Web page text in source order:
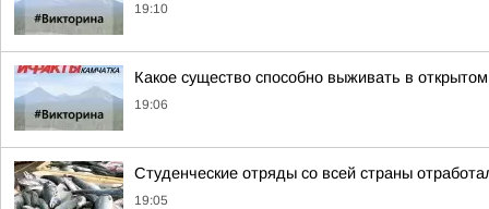
19:10
Какое существо способно выживать в
19:06
Студенческие отряды со всей страны
19:05